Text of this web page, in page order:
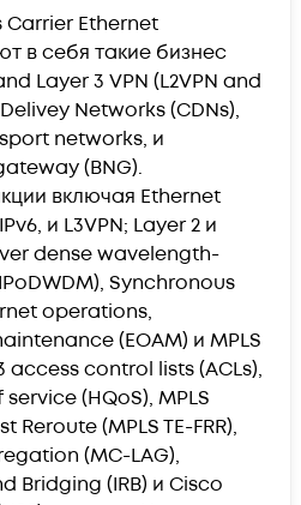
Carrier Ethernet
в себя такие бизнес
Layer 3 VPN (L2VPN and
Networks (CDNs),
networks, и
(BNG).
включая Ethernet
и L3VPN; Layer 2 и
dense wavelength-
Synchronous
operations,
(EOAM) и MPLS
access control lists (ACLs),
(HQoS), MPLS
(MPLS TE-FRR),
(MC-LAG),
Bridging (IRB) и Cisco